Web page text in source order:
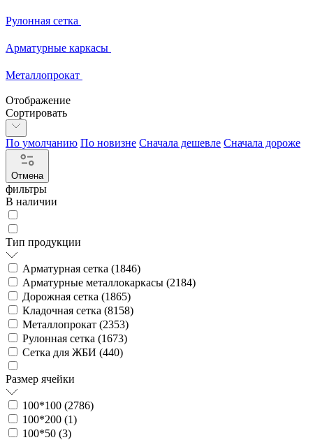
Рулонная сетка
Арматурные каркасы
Металлопрокат
Отображение
Сортировать
По умолчанию По новизне Сначала дешевле Сначала дороже
Отмена
фильтры
В наличии
Тип продукции
Арматурная сетка (1846)
Арматурные металлокаркасы (2184)
Дорожная сетка (1865)
Кладочная сетка (8158)
Металлопрокат (2353)
Рулонная сетка (1673)
Сетка для ЖБИ (440)
Размер ячейки
100*100 (2786)
100*200 (1)
100*50 (3)